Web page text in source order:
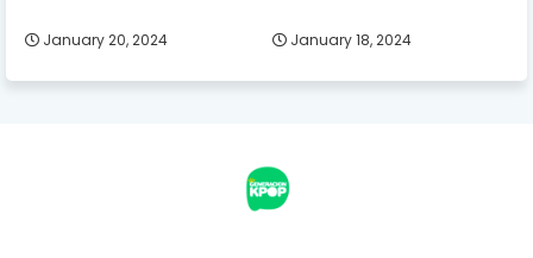
January 20, 2024 January 18, 2024